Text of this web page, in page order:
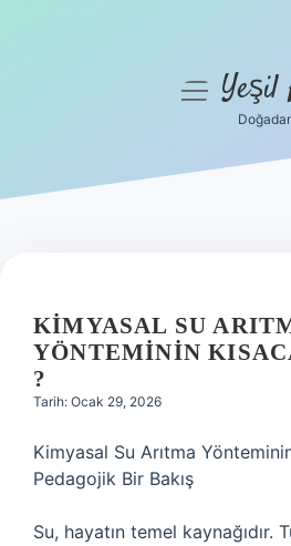
Hakkımızda
menüyüYeşil
KIMYASAL SU
YÖNTEMININ
?
Tarih: Ocak 29, 2026
Kimyasal Su Arıtma
Pedagojik Bir Bakış
Su, hayatın temel kaynağıdır.